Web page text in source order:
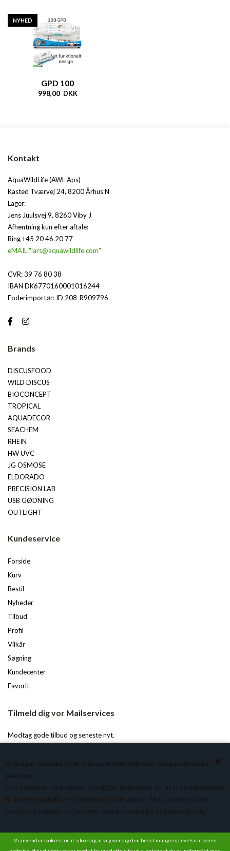
Vi bruger cookies til at indsamle statistik over brugen af vores
webshop
Hvis du klikker på knappen ’Accepter’, godkender du, at vi sætter cookies
til brug for statistik. Hvis du klikker på knappen ’Afvis,’ sætter vi ikke
cookies til statistik – vi benytter dog en cookie for at huske dit valg.
NYHED
GPD 100
998,00 DKK
Kontakt
AquaWildLife (AWL Aps)
Kasted Tværvej 24, 8200 Århus N
Lager:
Jens Juulsvej 9, 8260 Viby J
Afhentning kun efter aftale:
Ring +45 20 46 20 77
eMAIL:"lars@aquawildlife.com"
CVR: 39 76 80 38
IBAN DK6770160001016244
Foderimportør: ID 208-R909796
Brands
DISCUSFOOD
WILD DISCUS
BIOCONCEPT
TROPICAL
AQUADECOR
SEACHEM
RHEIN
HW UVC
JG OSMOSE
ELDORADO
PRECISION LAB
USB GØDNING
OUTLIGHT
Kundeservice
Forside
Kurv
Bestil
Nyheder
Tilbud
Profil
Vilkår
Søgning
Kundecenter
Favorit
Tilmeld dig vor Mailservices
Modtag gode tilbud og seneste nyt.
Vi anvender cookies for at sikre dig at vi giver dig den bedst mulige oplevelse af vores